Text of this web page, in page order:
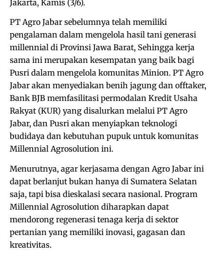
Jakarta, Kamis (3/6).
PT Agro Jabar sebelumnya telah memiliki
pengalaman dalam mengelola hasil tani generasi
millennial di Provinsi Jawa Barat, Sehingga kerja
sama ini merupakan kesempatan yang baik bagi
Pusri dalam mengelola komunitas Minion. PT Agro
Jabar akan menyediakan benih jagung dan offtaker,
Bank BJB memfasilitasi permodalan Kredit Usaha
Rakyat (KUR) yang disalurkan melalui PT Agro
Jabar, dan Pusri akan menyiapkan teknologi
budidaya dan kebutuhan pupuk untuk komunitas
Millennial Agrosolution ini.
Menurutnya, agar kerjasama dengan Agro Jabar ini
dapat berlanjut bukan hanya di Sumatera Selatan
saja, tapi bisa dieskalasi secara nasional. Program
Millennial Agrosolution diharapkan dapat
mendorong regenerasi tenaga kerja di sektor
pertanian yang memiliki inovasi, gagasan dan
kreativitas.